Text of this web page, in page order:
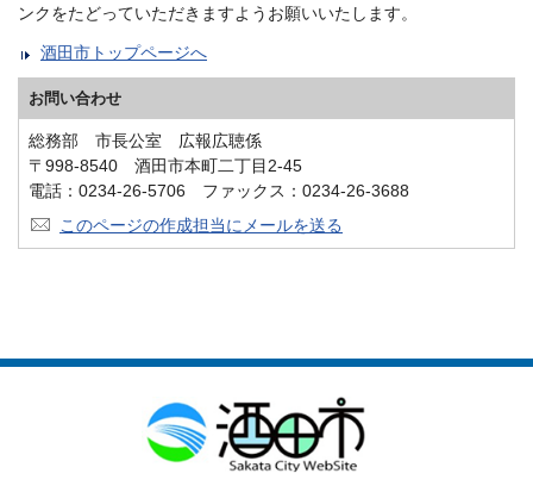
ンクをたどっていただきますようお願いいたします。
酒田市トップページへ
お問い合わせ
総務部 市長公室 広報広聴係
〒998-8540 酒田市本町二丁目2-45
電話：0234-26-5706 ファックス：0234-26-3688
このページの作成担当にメールを送る